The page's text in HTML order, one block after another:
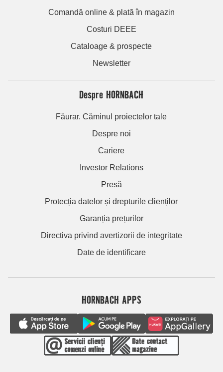
Comandă online & plată în magazin
Costuri DEEE
Cataloage & prospecte
Newsletter
Despre HORNBACH
Făurar. Căminul proiectelor tale
Despre noi
Cariere
Investor Relations
Presă
Protecția datelor și drepturile clienților
Garanția prețurilor
Directiva privind avertizorii de integritate
Date de identificare
HORNBACH APPS